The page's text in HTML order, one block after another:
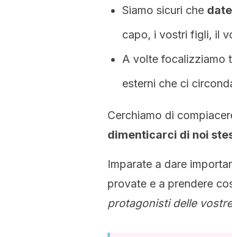
Siamo sicuri che
capo, i vostri figli, il
A volte focalizziamo
esterni che ci
Cerchiamo di
dimenticarci di noi
Imparate a dare
provate e a prendere
protagonisti delle